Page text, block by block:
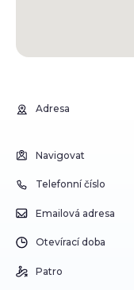
Adresa
Navigovat
Telefonní číslo
Emailová adresa
Otevírací doba
Patro